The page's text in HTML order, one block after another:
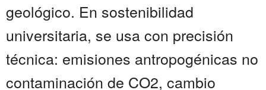
geológico. En sostenibilidad
universitaria, se usa con precisión
técnica: emisiones antropogénicas no
contaminación de CO2, cambio